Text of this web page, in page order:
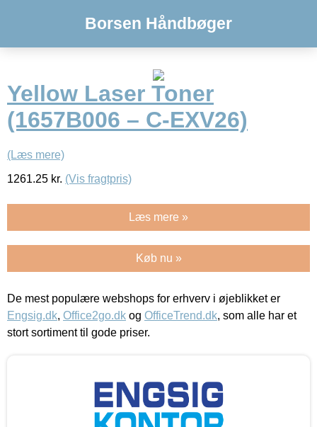
Borsen Håndbøger
Yellow Laser Toner
(1657B006 – C-EXV26)
(Læs mere)
1261.25 kr. (Vis fragtpris)
Læs mere »
Køb nu »
De mest populære webshops for erhverv i øjeblikket er
Engsig.dk, Office2go.dk og OfficeTrend.dk, som alle har et
stort sortiment til gode priser.